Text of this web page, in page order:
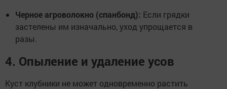
Черное агроволокно (спанбонд): Если грядки
застелены им изначально, уход упрощается в
разы.
4. Опыление и удаление усов
Куст клубники не может одновременно растить